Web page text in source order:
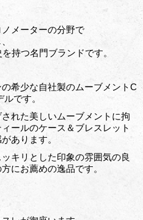
メーターの分野で
持つ名門ブランドです。
希少な自社製のムーブメントC
です。
れた美しいムーブメントに拘
ールのケース＆ブレスレット
あります。
キリとした印象の雰囲気の良
にお薦めの逸品です。